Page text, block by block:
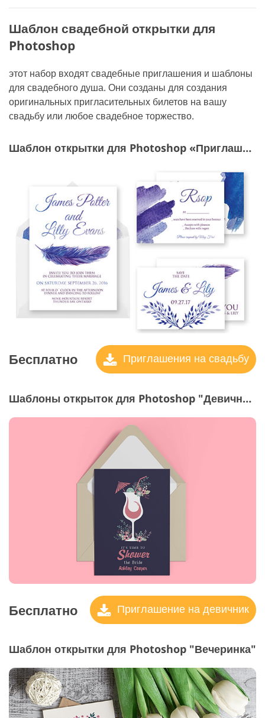
Шаблон свадебной открытки для
Photoshop
этот набор входят свадебные приглашения и шаблоны
для свадебного душа. Они созданы для создания
оригинальных пригласительных билетов на вашу
свадьбу или любое свадебное торжество.
Шаблон открытки для Photoshop «Приглашение на свадьбу»
Бесплатно Приглашения на свадьбу
Шаблоны открыток для Photoshop "Девичник"
Бесплатно Приглашение на девичник
Шаблон открытки для Photoshop "Вечеринка"